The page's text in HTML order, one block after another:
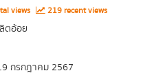
views 219 recent views
ตอ้อย
กรกฎาคม 2567